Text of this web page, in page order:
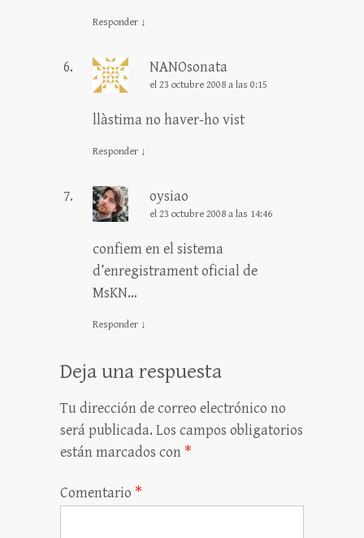
Responder ↓
NANOsonata
el 23 octubre 2008 a las 0:15
llàstima no haver-ho vist
Responder ↓
oysiao
el 23 octubre 2008 a las 14:46
confiem en el sistema
d’enregistrament oficial de
MsKN…
Responder ↓
Deja una respuesta
Tu dirección de correo electrónico no
será publicada. Los campos obligatorios
están marcados con *
Comentario *